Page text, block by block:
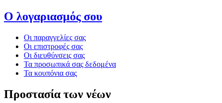
Ο λογαριασμός σου
Οι παραγγελίες σας
Οι επιστροφές σας
Οι διευθύνσεις σας
Τα προσωπικά σας δεδομένα
Τα κουπόνια σας
Προστασία των νέων